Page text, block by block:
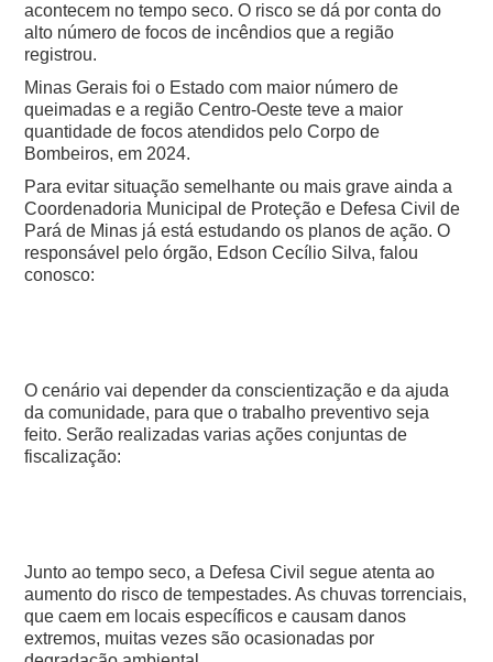
acontecem no tempo seco. O risco se dá por conta do
alto número de focos de incêndios que a região
registrou.
Minas Gerais foi o Estado com maior número de
queimadas e a região Centro-Oeste teve a maior
quantidade de focos atendidos pelo Corpo de
Bombeiros, em 2024.
Para evitar situação semelhante ou mais grave ainda a
Coordenadoria Municipal de Proteção e Defesa Civil de
Pará de Minas já está estudando os planos de ação. O
responsável pelo órgão, Edson Cecílio Silva, falou
conosco:
O cenário vai depender da conscientização e da ajuda
da comunidade, para que o trabalho preventivo seja
feito. Serão realizadas varias ações conjuntas de
fiscalização:
Junto ao tempo seco, a Defesa Civil segue atenta ao
aumento do risco de tempestades. As chuvas torrenciais,
que caem em locais específicos e causam danos
extremos, muitas vezes são ocasionadas por